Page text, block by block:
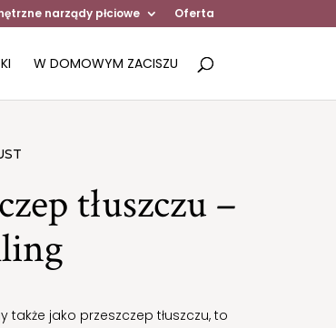
narządy płciowe Oferta
W DOMOWYM ZACISZU
tłuszczu –
także jako przeszczep tłuszczu, to